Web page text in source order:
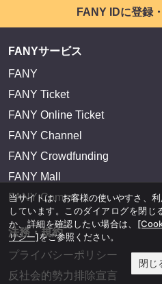
FANY IDに登録
FANYサービス
FANY
FANY Ticket
FANY Online Ticket
FANY Channel
FANY Crowdfunding
FANY Mall
FANY Commu
法務・規約
プライバシーポリシー
反社会的勢力排除宣言
当サイトは、お客様の使いやすさ、
しています。このダイアログを閉
か、詳細を確認したい場合は、
リシー]をご参照ください。
閉じ